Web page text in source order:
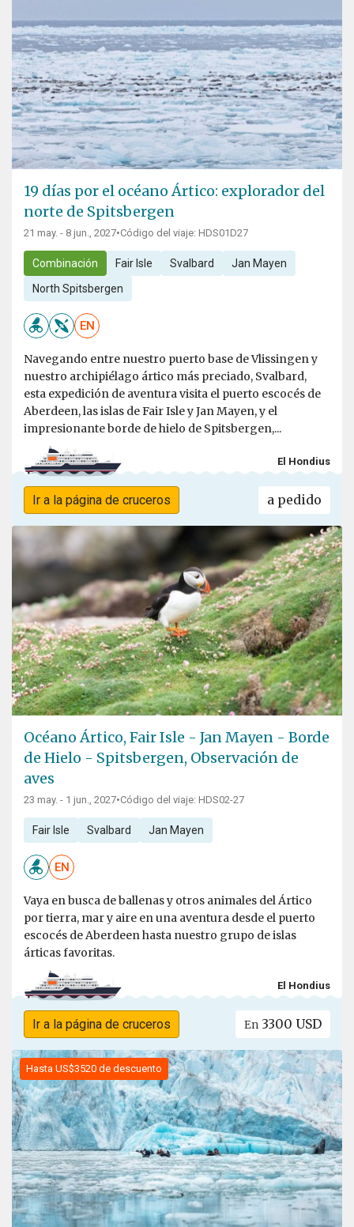
19 días por el océano Ártico: explorador del
norte de Spitsbergen
21 may. - 8 jun., 2027•Código del viaje: HDS01D27
Combinación Fair Isle Svalbard Jan Mayen
North Spitsbergen
EN
Navegando entre nuestro puerto base de Vlissingen y
nuestro archipiélago ártico más preciado, Svalbard,
esta expedición de aventura visita el puerto escocés de
Aberdeen, las islas de Fair Isle y Jan Mayen, y el
impresionante borde de hielo de Spitsbergen,...
El Hondius
Ir a la página de cruceros a pedido
Océano Ártico, Fair Isle - Jan Mayen - Borde
de Hielo - Spitsbergen, Observación de
aves
23 may. - 1 jun., 2027•Código del viaje: HDS02-27
Fair Isle Svalbard Jan Mayen
EN
Vaya en busca de ballenas y otros animales del Ártico
por tierra, mar y aire en una aventura desde el puerto
escocés de Aberdeen hasta nuestro grupo de islas
árticas favoritas.
El Hondius
Ir a la página de cruceros En 3300 USD
Hasta US$3520 de descuento